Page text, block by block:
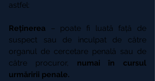
astfel:
Reținerea – poate fi luată față de
suspect sau de inculpat de către
organul de cercetare penală sau de
către procuror, numai în cursul
urmăririi penale.